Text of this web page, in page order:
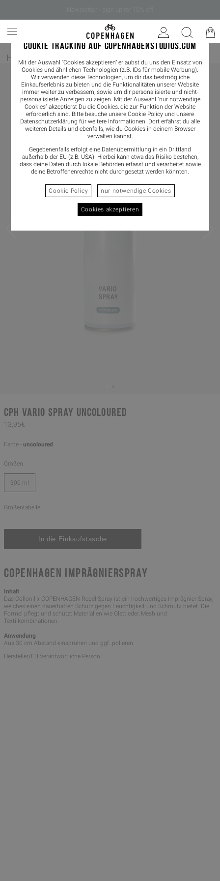
COOKIE TRACKING AUF COPENHAGENSTUDIOS.COM
Mit der Auswahl "Cookies akzeptieren" erlaubst du uns den Einsatz von
Cookies und ähnlichen Technologien (z.B. IDs für mobile Werbung).
Wir verwenden diese Technologien, um dir das bestmögliche
Einkaufserlebnis zu bieten und die Funktionalitäten unserer Website
immer weiter zu verbessern, sowie um dir personalisierte und nicht-
personalisierte Anzeigen zu zeigen. Mit der Auswahl "nur notwendige
Cookies" akzeptierst Du die Cookies, die zur Funktion der Website
erforderlich sind. Bitte besuche unsere Cookie Policy und unsere
Datenschutzerklärung für weitere Informationen. Dort erfährst du alle
weiteren Details und ebenfalls, wie du Cookies in deinem Browser
verwalten kannst.
Gegebenenfalls erfolgt eine Datenübermittlung in ein Drittland
außerhalb der EU (z.B. USA). Hierbei kann etwa das Risiko bestehen,
dass deine Daten durch lokale Behörden erfasst und verarbeitet sowie
deine Betroffenenrechte nicht durchgesetzt werden könnten.
Cookie Policy nur notwendige Cookies
Cookies akzeptieren
Home / Pflegeprodukte
CPH Vario Spray uncoloured
13,95€
Farbe - uncoloured
Größen
300 ml
Größentabelle
COPENHAGEN IMPRÄGNIERSPRAY
Inhalt
Das Collonil x COPENHAGEN Repel Spray ist ein hochwertiges Imprägnier-Spray,
welches einen dauerhaften Schutz gegen Feuchtigkeit und Schmutz bietet. Die
Formel pflegt und schützt Materialien wie Glattleder, Mesh und
Textilkombinationen.
Anwendung
Aus 30 cm Abstand einsprühen und ggf. polieren.
Hersteller/EU Verantwortliche Person